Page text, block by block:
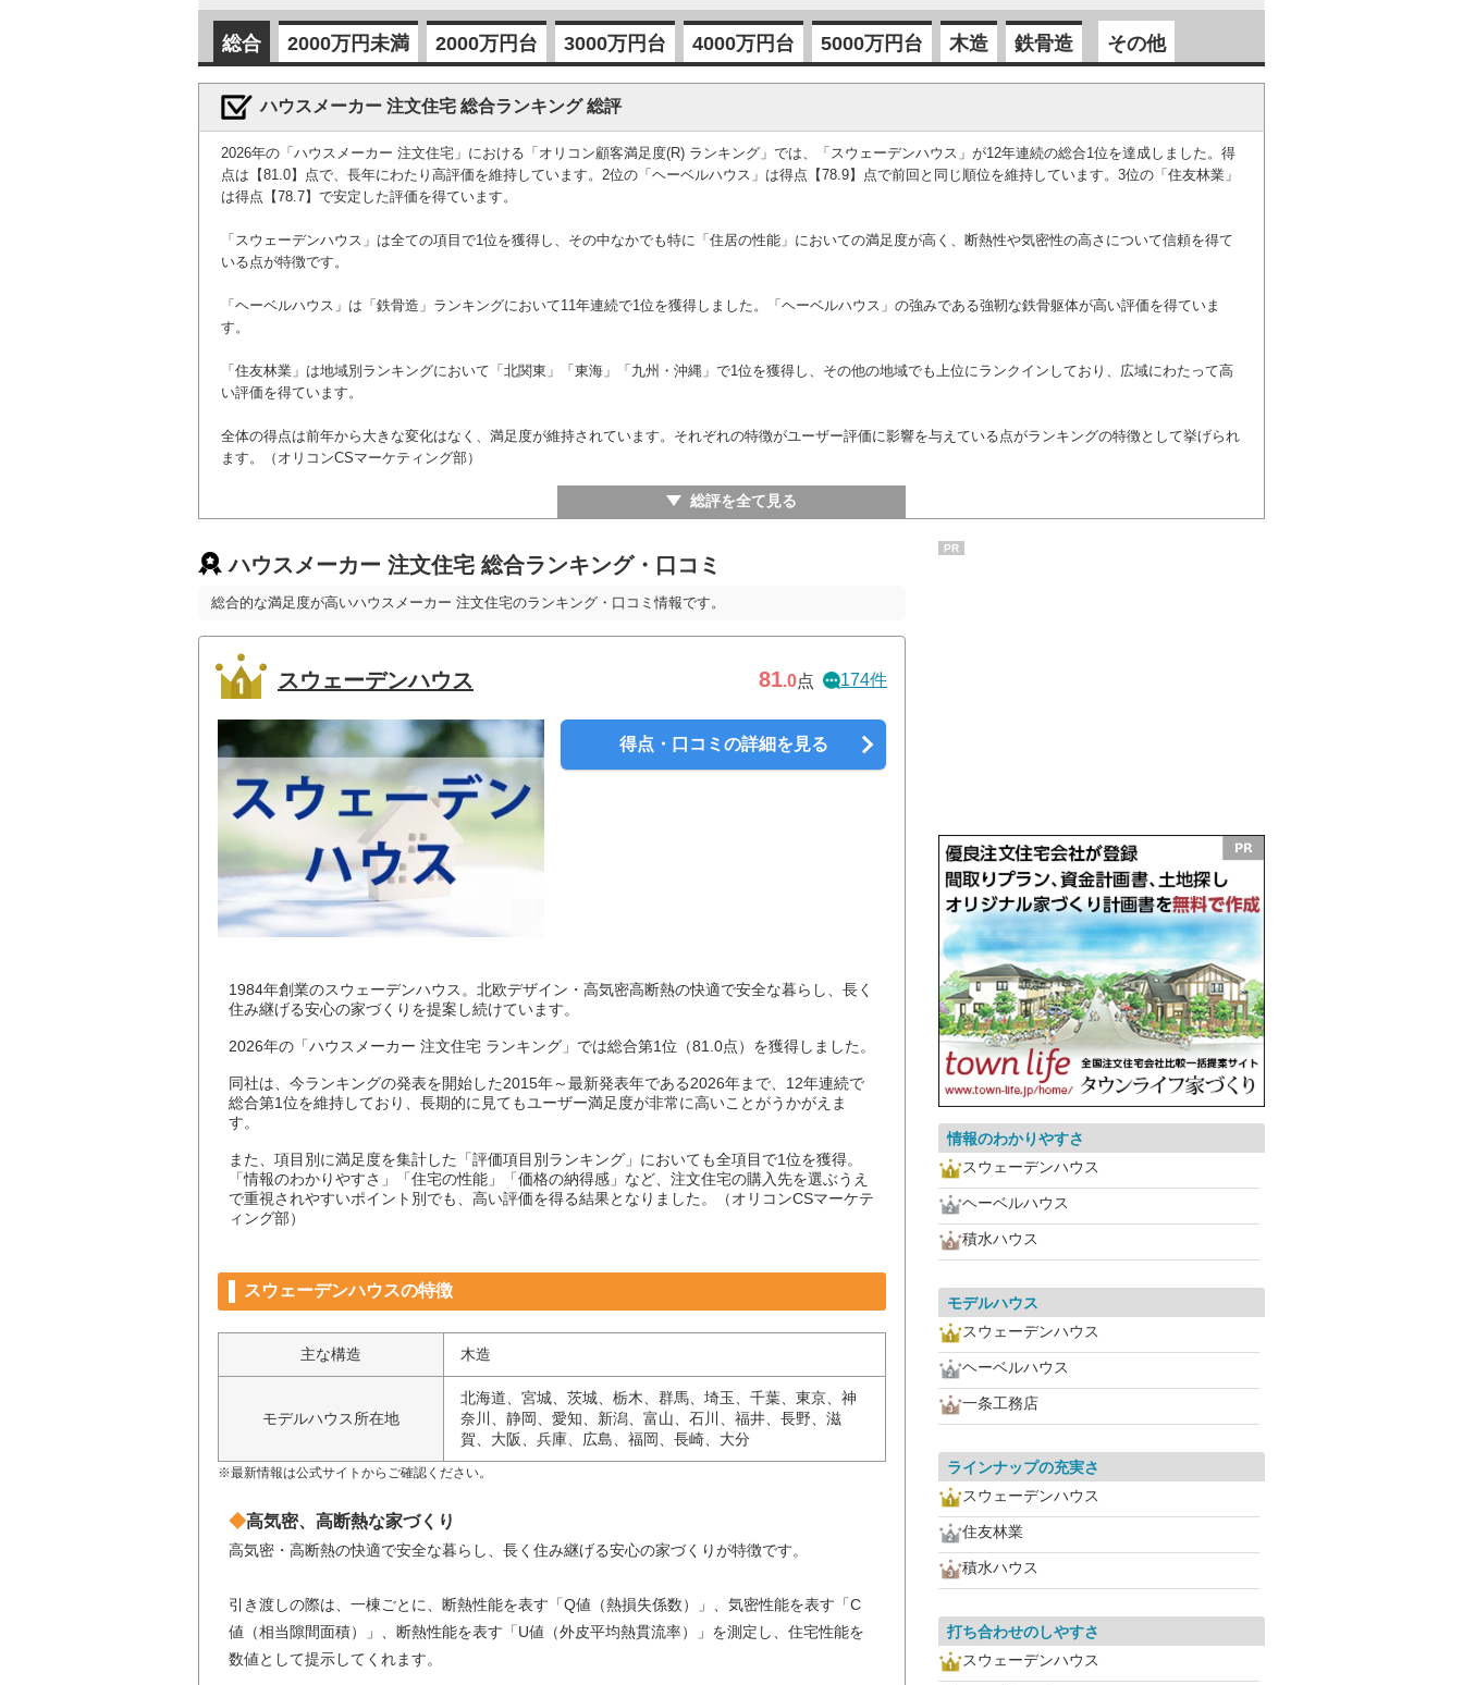
総合 2000万円未満 2000万円台 3000万円台 4000万円台 5000万円台 木造 鉄骨造 その他
ハウスメーカー 注文住宅 総合ランキング 総評
2026年の「ハウスメーカー 注文住宅」における「オリコン顧客満足度(R) ランキング」では、「スウェーデンハウス」が12年連続の総合1位を達成しました。得
点は【81.0】点で、長年にわたり高評価を維持しています。2位の「ヘーベルハウス」は得点【78.9】点で前回と同じ順位を維持しています。3位の「住友林業」
は得点【78.7】で安定した評価を得ています。
「スウェーデンハウス」は全ての項目で1位を獲得し、その中なかでも特に「住居の性能」においての満足度が高く、断熱性や気密性の高さについて信頼を得て
いる点が特徴です。
「ヘーベルハウス」は「鉄骨造」ランキングにおいて11年連続で1位を獲得しました。「ヘーベルハウス」の強みである強靭な鉄骨躯体が高い評価を得ていま
す。
「住友林業」は地域別ランキングにおいて「北関東」「東海」「九州・沖縄」で1位を獲得し、その他の地域でも上位にランクインしており、広域にわたって高
い評価を得ています。
全体の得点は前年から大きな変化はなく、満足度が維持されています。それぞれの特徴がユーザー評価に影響を与えている点がランキングの特徴として挙げられ
ます。（オリコンCSマーケティング部）
総評を全て見る
ハウスメーカー 注文住宅 総合ランキング・口コミ
総合的な満足度が高いハウスメーカー 注文住宅のランキング・口コミ情報です。
スウェーデンハウス 81.0点 174件
得点・口コミの詳細を見る
1984年創業のスウェーデンハウス。北欧デザイン・高気密高断熱の快適で安全な暮らし、長く
住み継げる安心の家づくりを提案し続けています。
2026年の「ハウスメーカー 注文住宅 ランキング」では総合第1位（81.0点）を獲得しました。
同社は、今ランキングの発表を開始した2015年～最新発表年である2026年まで、12年連続で
総合第1位を維持しており、長期的に見てもユーザー満足度が非常に高いことがうかがえま
す。
また、項目別に満足度を集計した「評価項目別ランキング」においても全項目で1位を獲得。
「情報のわかりやすさ」「住宅の性能」「価格の納得感」など、注文住宅の購入先を選ぶうえ
で重視されやすいポイント別でも、高い評価を得る結果となりました。（オリコンCSマーケテ
ィング部）
スウェーデンハウスの特徴
主な構造 木造
モデルハウス所在地
北海道、宮城、茨城、栃木、群馬、埼玉、千葉、東京、神
奈川、静岡、愛知、新潟、富山、石川、福井、長野、滋
賀、大阪、兵庫、広島、福岡、長崎、大分
※最新情報は公式サイトからご確認ください。
高気密、高断熱な家づくり
高気密・高断熱の快適で安全な暮らし、長く住み継げる安心の家づくりが特徴です。
引き渡しの際は、一棟ごとに、断熱性能を表す「Q値（熱損失係数）」、気密性能を表す「C
値（相当隙間面積）」、断熱性能を表す「U値（外皮平均熱貫流率）」を測定し、住宅性能を
数値として提示してくれます。
PR
情報のわかりやすさ
スウェーデンハウス
ヘーベルハウス
積水ハウス
モデルハウス
スウェーデンハウス
ヘーベルハウス
一条工務店
ラインナップの充実さ
スウェーデンハウス
住友林業
積水ハウス
打ち合わせのしやすさ
スウェーデンハウス